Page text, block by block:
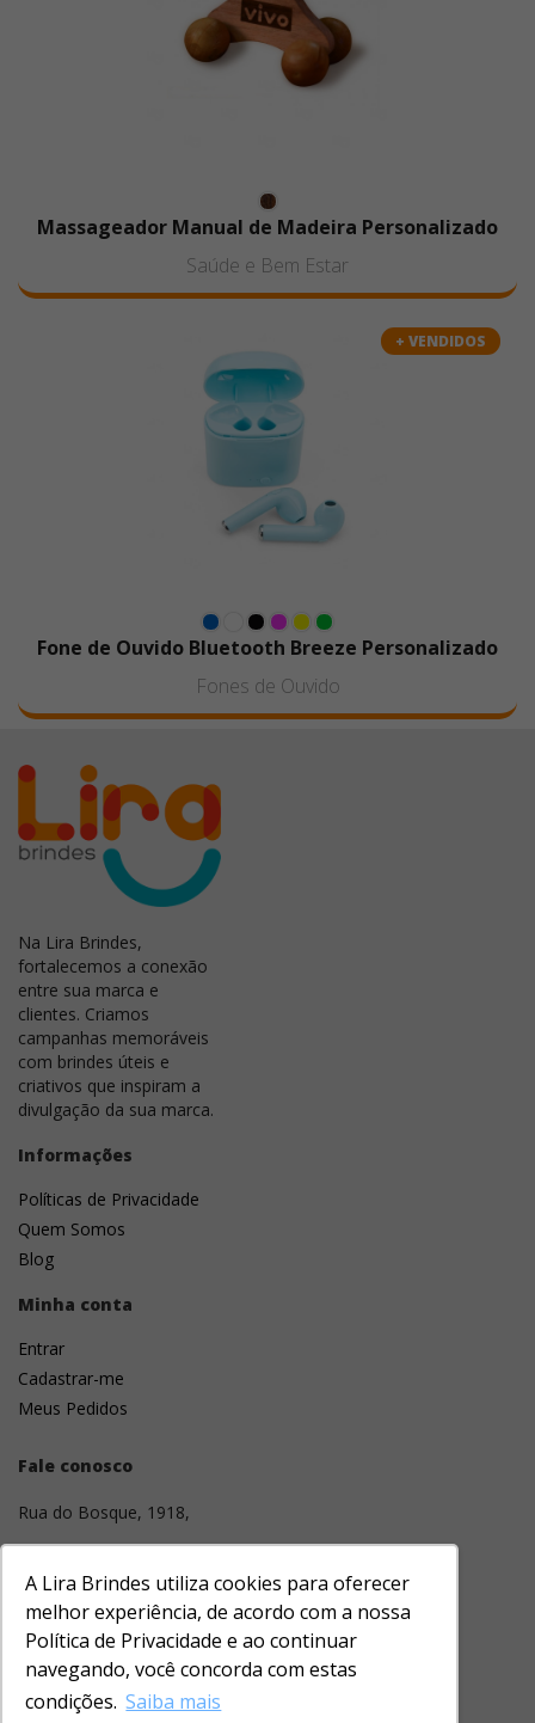
A Lira Brindes utiliza cookies para oferecer
melhor experiência, de acordo com a nossa
Política de Privacidade e ao continuar
navegando, você concorda com estas
condições. Saiba mais
Massageador Manual de Madeira Personalizado
Saúde e Bem Estar
+ VENDIDOS
Fone de Ouvido Bluetooth Breeze Personalizado
Fones de Ouvido
Na Lira Brindes,
fortalecemos a conexão
entre sua marca e
clientes. Criamos
campanhas memoráveis
com brindes úteis e
criativos que inspiram a
divulgação da sua marca.
Informações
Políticas de Privacidade
Quem Somos
Blog
Minha conta
Entrar
Cadastrar-me
Meus Pedidos
Fale conosco
Rua do Bosque, 1918,
01136-001
Barra Funda, São Paulo, SP
(11) 3331-1643
contato@lirabrindes.com